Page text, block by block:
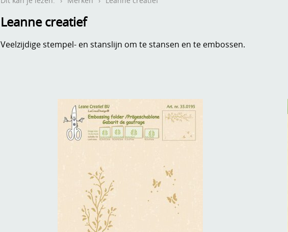
Leanne creatief
Veelzijdige stempel- en stanslijn om te stansen en te embossen.